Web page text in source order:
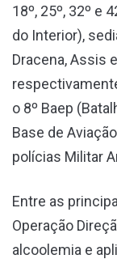
18º, 25º, 32º e
do Interior),
Dracena, Assis
o 8º Baep
Base de
polícias Militar
Entre as
Operação
alcoolemia e